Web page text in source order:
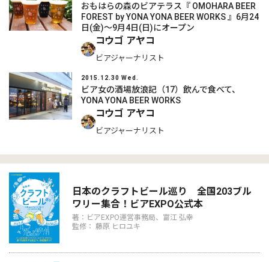
おもはらの森のビアテラス『 OMOHARA BEER
FOREST by YONA YONA BEER WORKS 』6月24
日(金)～9月4日(日)にオープン
コウゴ アヤコ
ビアジャーナリスト
2015.12.30 Wed.
ビア女の酒場放浪記（17）飲んで食べて、
YONA YONA BEER WORKS
コウゴ アヤコ
ビアジャーナリスト
日本のクラフトビール巡り 全国203ブル
ワリー集合！ビアEXPO公式本
著：ビアEXPO運営事務局、富江 弘幸
監修： 藤原 ヒロユキ